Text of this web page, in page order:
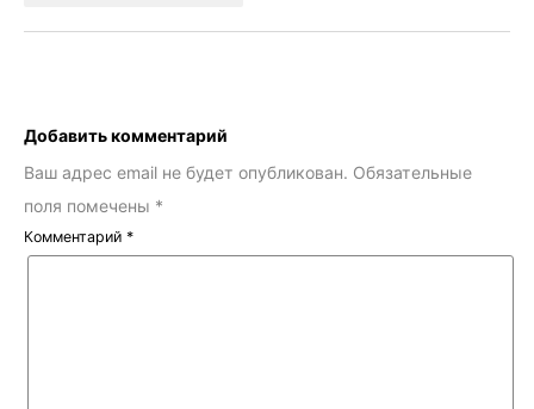
Добавить комментарий
Ваш адрес email не будет опубликован. Обязательные
поля помечены *
Комментарий *